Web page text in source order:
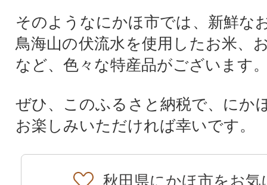
そのようなにかほ市では、新鮮な
鳥海山の伏流水を使用したお米、
など、色々な特産品がございます
ぜひ、このふるさと納税で、にか
お楽しみいただければ幸いです。
秋田県にかほ市をお気